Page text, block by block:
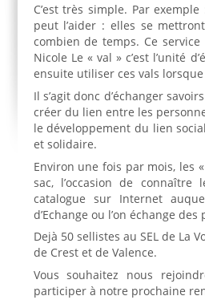
C’est très simple. Par
peut l’aider : elles se
combien de temps. Ce
Nicole Le « val » c’est l’unité
ensuite utiliser ces vals
Il s’agit donc d’échanger
créer du lien entre les
le développement du lien
et solidaire.
Environ une fois par mois, les
sac, l’occasion de
catalogue sur Internet
d’Echange ou l’on échange
Dejà 50 sellistes au SEL de La
de Crest et de Valence.
Vous souhaitez nous
participer à notre prochaine